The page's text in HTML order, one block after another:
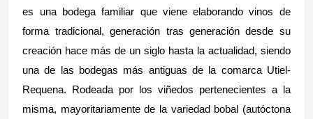
es una bodega familiar que viene elaborando vinos de
forma tradicional, generación tras generación desde su
creación hace más de un siglo hasta la actualidad, siendo
una de las bodegas más antiguas de la comarca Utiel-
Requena. Rodeada por los viñedos pertenecientes a la
misma, mayoritariamente de la variedad bobal (autóctona